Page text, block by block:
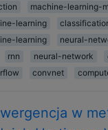
machine-learning-
learning
learning
neural-
rnn neural-network
convnet
w